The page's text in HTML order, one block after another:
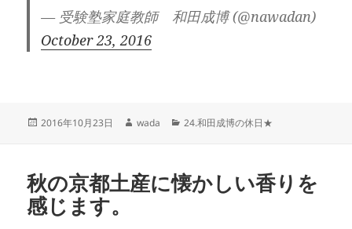
— 受験塾家庭教師 和田成博 (@nawadan)
October 23, 2016
投
2016年10月23日
作
wada
カ
ー
24.和田成博の休日★
秋の京都土産に懐かしい香りを
感じます。